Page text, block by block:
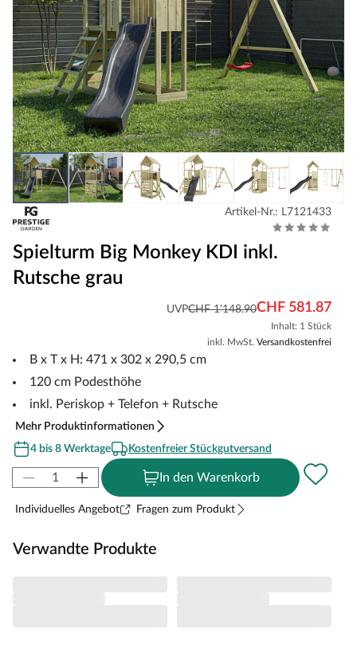
Artikel-Nr.: L7121433
Spielturm Big Monkey KDI inkl.
Rutsche grau
UVPCHF 1'148.90CHF 581.87
Inhalt: 1 Stück
inkl. MwSt. Versandkostenfrei
B x T x H: 471 x 302 x 290,5 cm
120 cm Podesthöhe
inkl. Periskop + Telefon + Rutsche
Mehr Produktinformationen
4 bis 8 Werktage
Kostenfreier Stückgutversand
In den Warenkorb
Individuelles Angebot Fragen zum Produkt
Verwandte Produkte